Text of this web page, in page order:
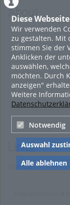
Diese
Wir verwenden
zu gestalten. Mit
stimmen Sie der
Anklicken der
auswählen,
möchten. Durch
anzeigen"
Weitere
Notwendig
Auswahl
Alle ablehnen
About
Links
Sitemap
Videoplattform &